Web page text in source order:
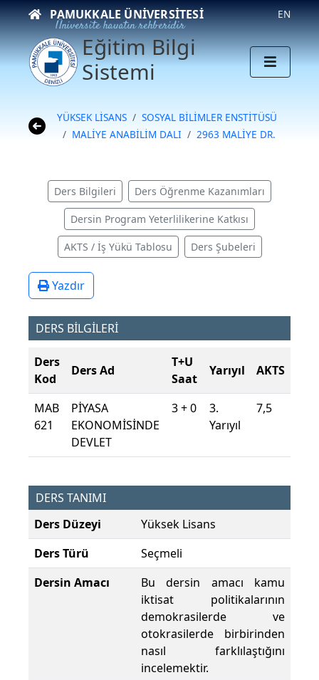
PAMUKKALE ÜNIVERSITESI
Üniversite hayatın rehberidir
EN
Eğitim Bilgi
Sistemi
YÜKSEK LİSANS
SOSYAL BİLİMLER ENSTİTÜSÜ
MALİYE ANABİLİM DALI
2963 MALİYE DR.
Ders Bilgileri Ders Öğrenme Kazanımları
Dersin Program Yeterlilikerine Katkısı
AKTS / İş Yükü Tablosu Ders Şubeleri
Yazdır
DERS BİLGİLERİ
Ders
Kod
Ders Ad
T+U
Saat
Yarıyıl AKTS
MAB
621
PİYASA
EKONOMİSİNDE
DEVLET
3 + 0
3.
Yarıyıl
7,5
DERS TANIMI
Ders Düzeyi
Yüksek Lisans
Ders Türü
Seçmeli
Dersin Amacı
Bu dersin amacı kamu
iktisat politikalarının
demokrasilerde ve
otokrasilerde birbirinden
nasıl farklılaştığını
incelemektir.